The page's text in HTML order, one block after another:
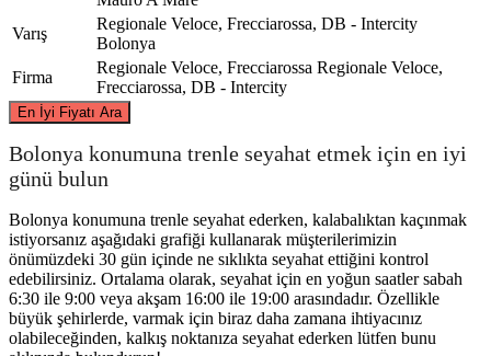
Varış
Regionale Veloce, Frecciarossa, DB - Intercity
Bolonya
Firma
Regionale Veloce, Frecciarossa Regionale Veloce,
Frecciarossa, DB - Intercity
En İyi Fiyatı Ara
San Mauro a Mare
Bologna
©CARTO
Bolonya konumuna trenle seyahat etmek için en iyi
günü bulun
Bolonya konumuna trenle seyahat ederken, kalabalıktan kaçınmak
istiyorsanız aşağıdaki grafiği kullanarak müşterilerimizin
önümüzdeki 30 gün içinde ne sıklıkta seyahat ettiğini kontrol
edebilirsiniz. Ortalama olarak, seyahat için en yoğun saatler sabah
6:30 ile 9:00 veya akşam 16:00 ile 19:00 arasındadır. Özellikle
büyük şehirlerde, varmak için biraz daha zamana ihtiyacınız
olabileceğinden, kalkış noktanıza seyahat ederken lütfen bunu